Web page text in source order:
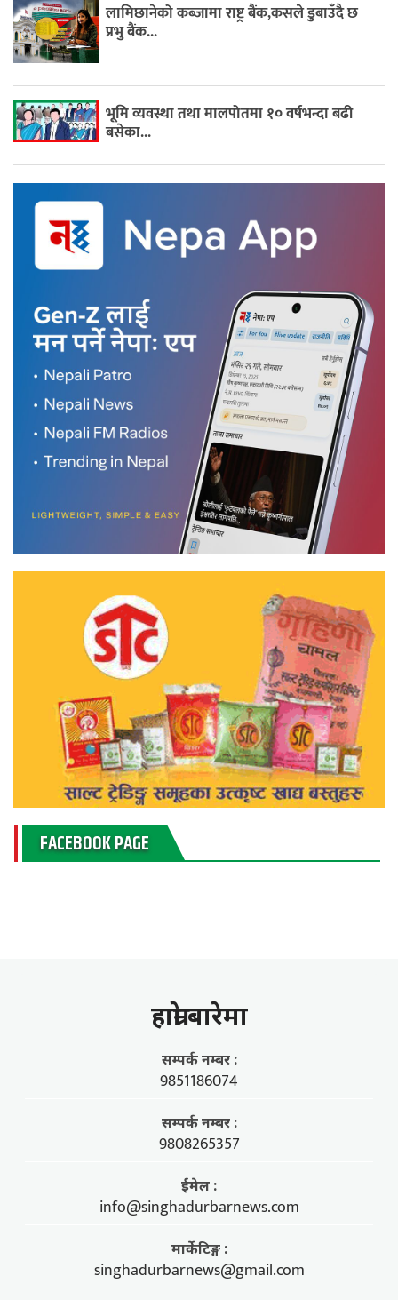
लामिछानेको कब्जामा राष्ट्र बैंक,कसले डुबाउँदै छ
प्रभु बैंक...
भूमि व्यवस्था तथा मालपोतमा १० वर्षभन्दा बढी
बसेका...
FACEBOOK PAGE
हाम्राे बारेमा
सम्पर्क नम्बर :
9851186074
सम्पर्क नम्बर :
9808265357
ईमेल :
info@singhadurbarnews.com
मार्केटिङ्ग :
singhadurbarnews@gmail.com